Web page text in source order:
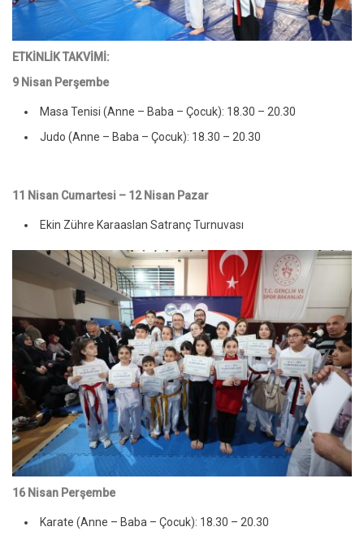
ETKİNLİK TAKVİMİ:
9 Nisan Perşembe
Masa Tenisi (Anne – Baba – Çocuk): 18.30 – 20.30
Judo (Anne – Baba – Çocuk): 18.30 – 20.30
11 Nisan Cumartesi – 12 Nisan Pazar
Ekin Zühre Karaaslan Satranç Turnuvası
16 Nisan Perşembe
Karate (Anne – Baba – Çocuk): 18.30 – 20.30